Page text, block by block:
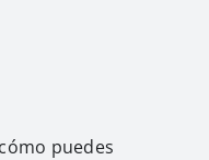
puedes